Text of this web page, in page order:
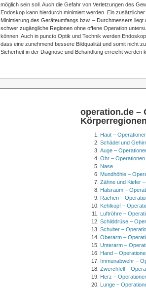
möglich sein soll. Auch die Gefahr von Verletzungen des
Endoskop kann hierdurch minimiert werden. Ein zusätzlicher
Minimierung des Geräteumfangs bzw. – Durchmessers
schwer zugängliche Regionen ohne offene Operation
können. Auch in puncto Optik und Technik werden
dass eine zunehmend bessere Bildqualität und somit nicht
Sicherheit in der Diagnose und Behandlung erreicht werden
operation.de –
Körperregionen
Haut –
Schädel und
Auge –
Ohr –
Nase
Mundhöhle –
Zähne und Kiefer
Halsraum –
Rachen –
Kehlkopf –
Luftröhre –
Schilddrüse –
Schulter –
Oberarm –
Unterarm –
Hand –
Immunabwehr –
Zwerchfell –
Herz –
Lunge –